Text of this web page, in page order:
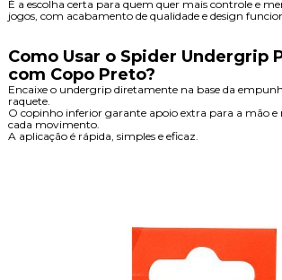
É a escolha certa para quem quer mais controle e
jogos, com acabamento de qualidade e design
Como Usar o Spider Undergrip
com Copo Preto?
Encaixe o undergrip diretamente na base da
raquete.
O copinho inferior garante apoio extra para a mão e
cada movimento.
A aplicação é rápida, simples e eficaz.